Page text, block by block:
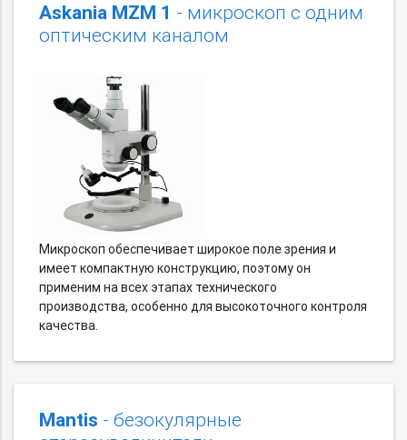
Askania MZM 1 - микроскоп с одним
оптическим каналом
Микроскоп обеспечивает широкое поле зрения и
имеет компактную конструкцию, поэтому он
применим на всех этапах технического
производства, особенно для высокоточного контроля
качества.
Mantis - безокулярные